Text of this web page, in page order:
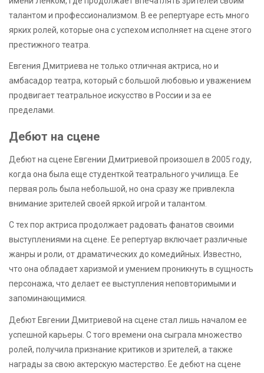
талантом и профессионализмом. В ее репертуаре есть много
ярких ролей, которые она с успехом исполняет на сцене этого
престижного театра.
Евгения Дмитриева не только отличная актриса, но и
амбасадор театра, который с большой любовью и уважением
продвигает театральное искусство в России и за ее
пределами.
Дебют на сцене
Дебют на сцене Евгении Дмитриевой произошел в 2005 году,
когда она была еще студенткой театрального училища. Ее
первая роль была небольшой, но она сразу же привлекла
внимание зрителей своей яркой игрой и талантом.
С тех пор актриса продолжает радовать фанатов своими
выступлениями на сцене. Ее репертуар включает различные
жанры и роли, от драматических до комедийных. Известно,
что она обладает харизмой и умением проникнуть в сущность
персонажа, что делает ее выступления неповторимыми и
запоминающимися.
Дебют Евгении Дмитриевой на сцене стал лишь началом ее
успешной карьеры. С того времени она сыграла множество
ролей, получила признание критиков и зрителей, а также
награды за свою актерскую мастерство. Ее дебют на сцене